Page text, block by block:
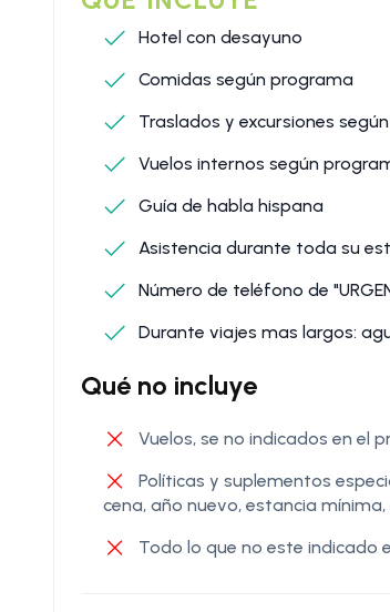
Hotel con desayuno
Comidas según programa
Traslados y excursiones
Vuelos internos según
Guía de habla hispana
Asistencia durante toda su
Número de teléfono de
Durante viajes mas largos:
Qué no incluye
Vuelos, se no indicados en el
Políticas y suplementos
cena, año nuevo, estancia mínima,
Todo lo que no este indicado